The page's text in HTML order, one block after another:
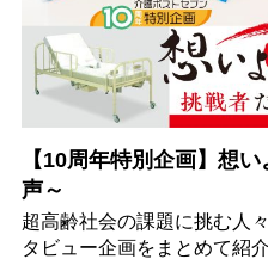
【10周年特別企画】想
声～
超高齢社会の課題に挑む人
タビュー企画をまとめて紹介